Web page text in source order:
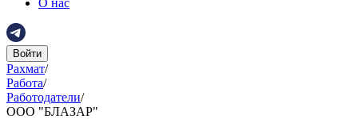
О нас
Войти
Рахмат/
Работа/
Работодатели/
ООО "БЛАЗАР"